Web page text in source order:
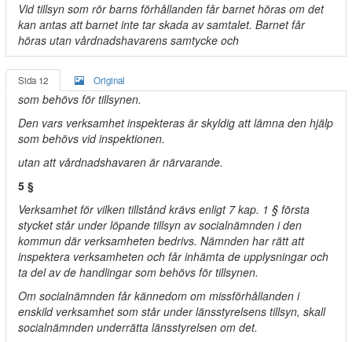
Vid tillsyn som rör barns förhållanden får barnet höras om det
kan antas att barnet inte tar skada av samtalet. Barnet får
höras utan vårdnadshavarens samtycke och
Sida 12 Original
som behövs för tillsynen.
Den vars verksamhet inspekteras är skyldig att lämna den hjälp
som behövs vid inspektionen.
utan att vårdnadshavaren är närvarande.
5 §
Verksamhet för vilken tillstånd krävs enligt 7 kap. 1 § första
stycket står under löpande tillsyn av socialnämnden i den
kommun där verksamheten bedrivs. Nämnden har rätt att
inspektera verksamheten och får inhämta de upplysningar och
ta del av de handlingar som behövs för tillsynen.
Om socialnämnden får kännedom om missförhållanden i
enskild verksamhet som står under länsstyrelsens tillsyn, skall
socialnämnden underrätta länsstyrelsen om det.